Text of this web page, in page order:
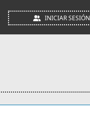
INICIAR SESIÓN